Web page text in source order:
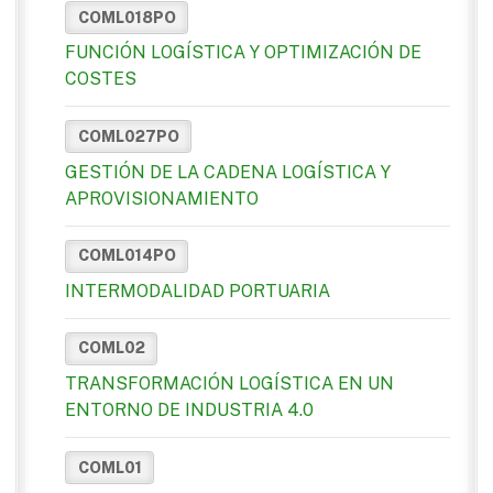
COML018PO
FUNCIÓN LOGÍSTICA Y OPTIMIZACIÓN DE
COSTES
COML027PO
GESTIÓN DE LA CADENA LOGÍSTICA Y
APROVISIONAMIENTO
COML014PO
INTERMODALIDAD PORTUARIA
COML02
TRANSFORMACIÓN LOGÍSTICA EN UN
ENTORNO DE INDUSTRIA 4.0
COML01